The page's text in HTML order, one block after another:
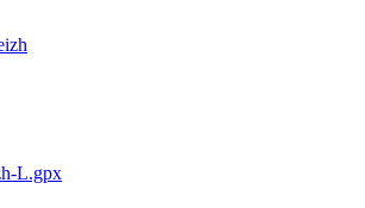
L.gpx